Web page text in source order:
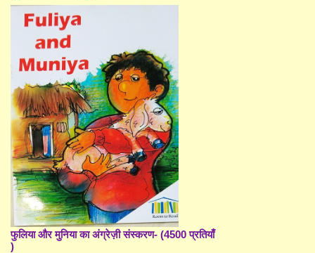
फुलिया और मुनिया का अंग्रेज़ी संस्करण- (4500 प्रतियाँ
)